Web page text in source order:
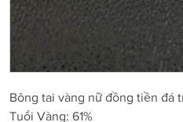
Bông tai vàng nữ đồng tiền đá
Tuổi Vàng: 61%